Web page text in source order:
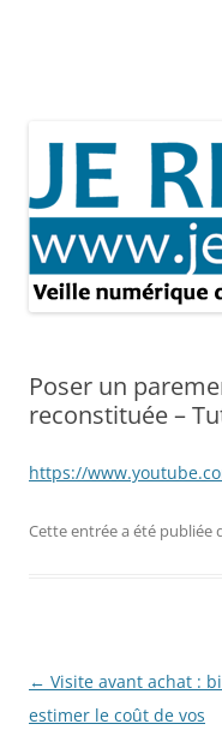
Poser un
reconstituée –
https://
Cette entrée a été publiée
Navigation
des
← Visite avant achat :
estimer le coût de vos